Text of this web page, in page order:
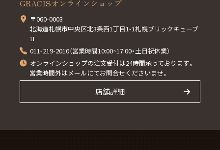
GRACISオンラインショップ
〒060-0003
北海道札幌市中央区北3条西1丁目1-1札幌ブリックキューブ
1F
011-219-2010（営業時間10:00~17:00・土日祝休業）
オンラインショップの注文受付は24時間承っております。
営業時間外はメールにてお問合せくださいませ。
店舗詳細